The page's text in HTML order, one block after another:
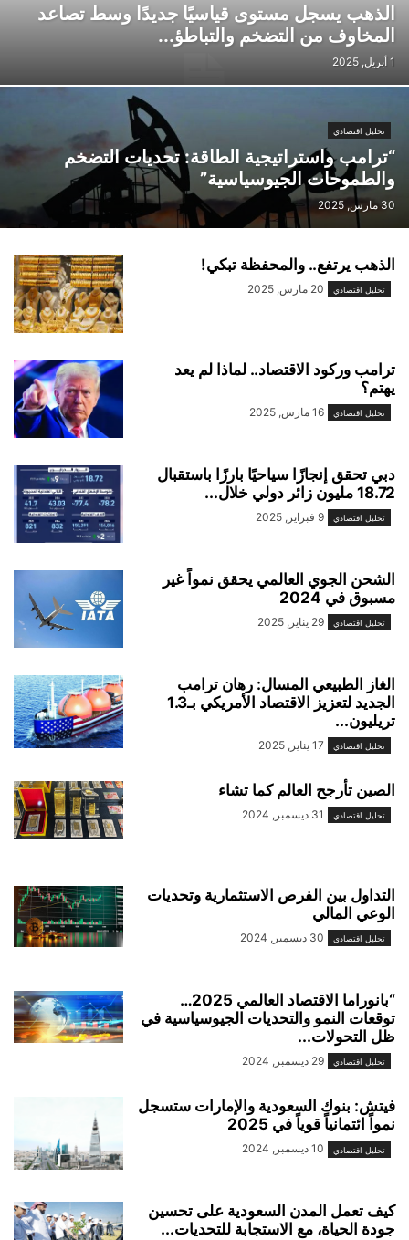
الذهب يسجل مستوى قياسيًا جديدًا وسط تصاعد
المخاوف من التضخم والتباطؤ...
1 أبريل, 2025
تحليل اقتصادي
“ترامب واستراتيجية الطاقة: تحديات التضخم
والطموحات الجيوسياسية”
30 مارس, 2025
الذهب يرتفع.. والمحفظة تبكي!
تحليل اقتصادي 20 مارس, 2025
ترامب وركود الاقتصاد.. لماذا لم يعد
يهتم؟
تحليل اقتصادي 16 مارس, 2025
دبي تحقق إنجازًا سياحيًا بارزًا باستقبال
18.72 مليون زائر دولي خلال...
تحليل اقتصادي 9 فبراير, 2025
الشحن الجوي العالمي يحقق نمواً غير
مسبوق في 2024
تحليل اقتصادي 29 يناير, 2025
الغاز الطبيعي المسال: رهان ترامب
الجديد لتعزيز الاقتصاد الأمريكي بـ1.3
تريليون...
تحليل اقتصادي 17 يناير, 2025
الصين تأرجح العالم كما تشاء
تحليل اقتصادي 31 ديسمبر, 2024
التداول بين الفرص الاستثمارية وتحديات
الوعي المالي
تحليل اقتصادي 30 ديسمبر, 2024
“بانوراما الاقتصاد العالمي 2025…
توقعات النمو والتحديات الجيوسياسية في
ظل التحولات...
تحليل اقتصادي 29 ديسمبر, 2024
فيتش: بنوك السعودية والإمارات ستسجل
نمواً ائتمانياً قوياً في 2025
تحليل اقتصادي 10 ديسمبر, 2024
كيف تعمل المدن السعودية على تحسين
جودة الحياة، مع الاستجابة للتحديات...